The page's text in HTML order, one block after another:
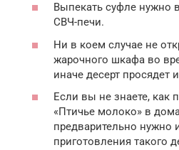
Выпекать суфле нужно
СВЧ-печи.
Ни в коем случае не
жарочного шкафа во
иначе десерт просядет
Если вы не знаете, как
«Птичье молоко» в
предварительно нужно
приготовления такого